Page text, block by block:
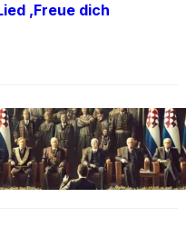
‚Freue dich
Herceg-Bosna